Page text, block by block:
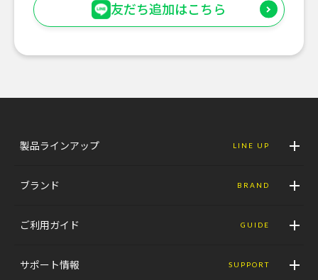
友だち追加はこちら
製品ラインアップ LINE UP
ブランド BRAND
ご利用ガイド GUIDE
サポート情報 SUPPORT